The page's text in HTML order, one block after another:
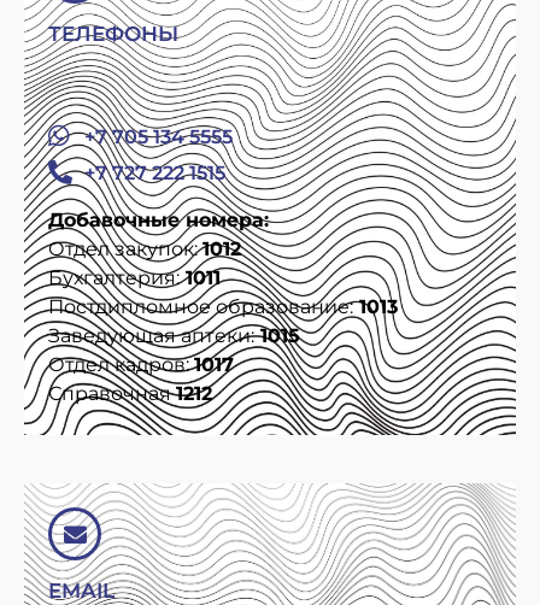
ТЕЛЕФОНЫ
+7 705 134 5555
+7 727 222 1515
Добавочные номера:
Отдел закупок:1012
Бухгалтерия:1011
Постдипломное образование:1013
Заведующая аптеки:1015
Отдел кадров:1017
Справочная1212
EMAIL